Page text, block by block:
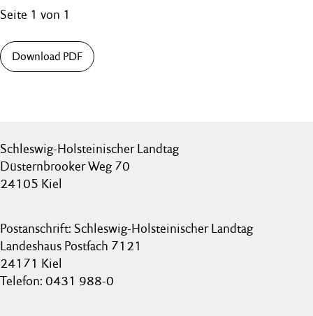
Seite 1 von 1
Download PDF
Schleswig-Holsteinischer Landtag
Düsternbrooker Weg 70
24105 Kiel
Postanschrift: Schleswig-Holsteinischer Landtag
Landeshaus Postfach 7121
24171 Kiel
Telefon: 0431 988-0